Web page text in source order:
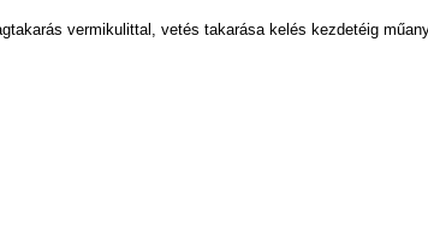
vermikulittal, vetés takarása kelés kezdetéig